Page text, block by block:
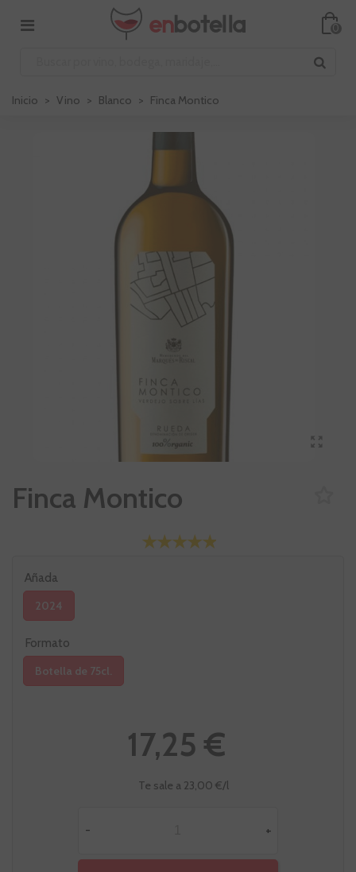
0
Inicio > Vino > Blanco > Finca Montico
Finca Montico
Añada
2024
Formato
Botella de 75cl.
17,25 €
Te sale a 23,00 €/l
- +